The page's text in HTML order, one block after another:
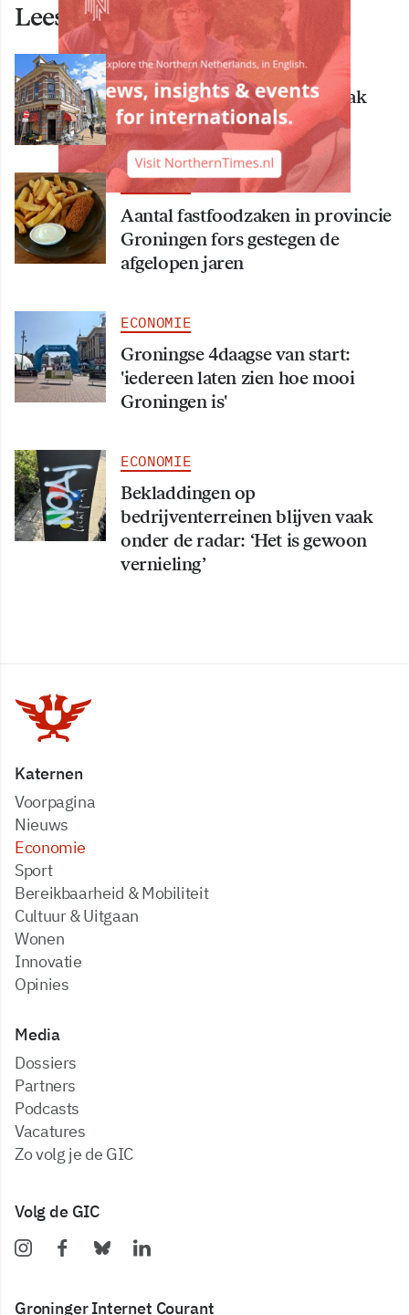
Lees ook deze artikelen
ECONOMIE
Bekende Groningse dönerzaak
Hasret failliet
ECONOMIE
Aantal fastfoodzaken in provincie
Groningen fors gestegen de
afgelopen jaren
ECONOMIE
Groningse 4daagse van start:
'iedereen laten zien hoe mooi
Groningen is'
ECONOMIE
Bekladdingen op
bedrijventerreinen blijven vaak
onder de radar: ‘Het is gewoon
vernieling’
Katernen
Voorpagina
Nieuws
Economie
Sport
Bereikbaarheid & Mobiliteit
Cultuur & Uitgaan
Wonen
Innovatie
Opinies
Media
dossiers
partners
podcasts
vacatures
zo volg je de GIC
Volg de GIC
Groninger Internet Courant